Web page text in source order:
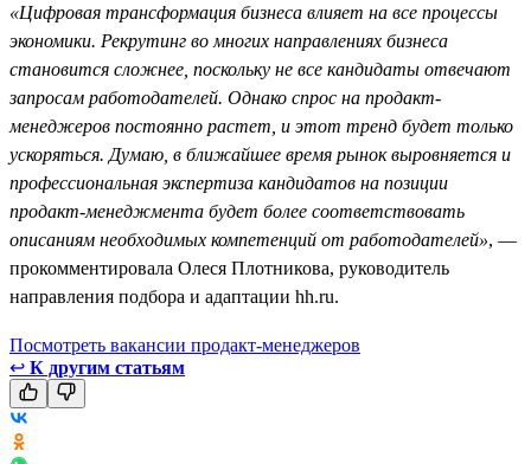
«Цифровая трансформация бизнеса влияет на все процессы
экономики. Рекрутинг во многих направлениях бизнеса
становится сложнее, поскольку не все кандидаты отвечают
запросам работодателей. Однако спрос на продакт-
менеджеров постоянно растет, и этот тренд будет только
ускоряться. Думаю, в ближайшее время рынок выровняется и
профессиональная экспертиза кандидатов на позиции
продакт-менеджмента будет более соответствовать
описаниям необходимых компетенций от работодателей», —
прокомментировала Олеся Плотникова, руководитель
направления подбора и адаптации hh.ru.
Посмотреть вакансии продакт-менеджеров
↩ К другим статьям